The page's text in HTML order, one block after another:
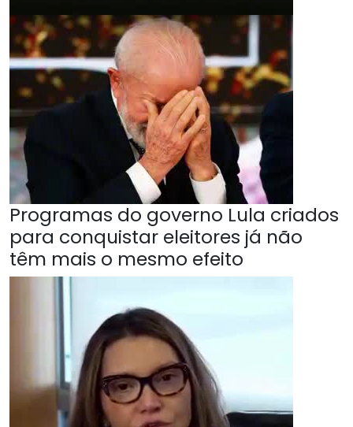
Programas do governo Lula criados
para conquistar eleitores já não
têm mais o mesmo efeito